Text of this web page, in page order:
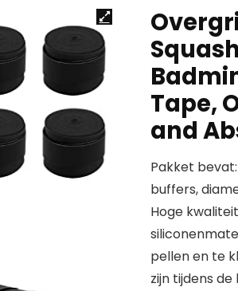
Tape,
and
Pakket
buffers,
Hoge
pellen en te
zijn tijdens